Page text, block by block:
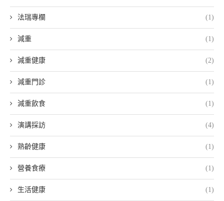
法瑞專欄 (1)
減重 (1)
減重健康 (2)
減重門診 (1)
減重飲食 (1)
演講採訪 (4)
熟齡健康 (1)
營養食療 (1)
生活健康 (1)